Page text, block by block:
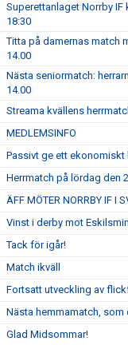
Superettanlaget Norrby IF
18:30
Titta på damernas match
14.00
Nästa seniormatch:
14.00
Streama kvällens
MEDLEMSINFO
Passivt ge ett ekonomiskt
Herrmatch på lördag den
ÄFF MÖTER NORRBY IF I
Vinst i derby mot
Tack för igår!
Match ikväll
Fortsatt utveckling av
Nästa hemmamatch, som
Glad Midsommar!